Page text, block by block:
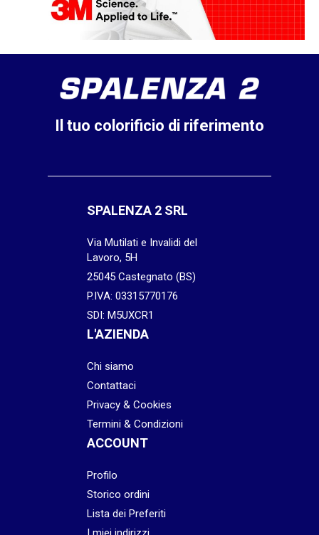
Il tuo colorificio di riferimento
SPALENZA 2 SRL
Via Mutilati e Invalidi del
Lavoro, 5H
25045 Castegnato (BS)
P.IVA: 03315770176
SDI: M5UXCR1
L'AZIENDA
Chi siamo
Contattaci
Privacy & Cookies
Termini & Condizioni
ACCOUNT
Profilo
Storico ordini
Lista dei Preferiti